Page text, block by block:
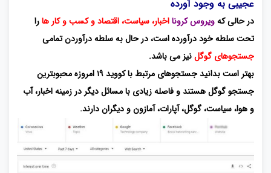
عجیبی به وجود آورده
در حالی کهویروس کرونااخبار، سیاست، اقتصاد و کسب و کار هارا
تحت سلطه خود درآورده است، در حال به سلطه درآوردن تمامی
جستجوهای گوگلنیز می باشد.
بهتر است بدانید جستجوهای مرتبط با کووید ۱۹ امروزه محبوبترین
جستجو گوگل هستند و فاصله زیادی با مسائل دیگر در زمینه اخبار، آب
و هوا، سیاست، گوگل، آپارات، آمازون و دیگران دارند.